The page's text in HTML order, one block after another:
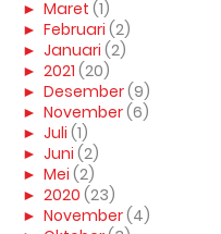
► Maret (1)
► Februari (2)
► Januari (2)
► 2021 (20)
► Desember(9)
► November(6)
► Juli (1)
► Juni (2)
► Mei (2)
► 2020 (23)
► November(4)